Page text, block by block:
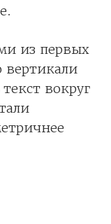
из первых
вертикали
вокруг